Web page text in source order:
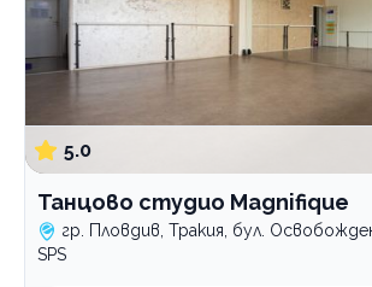
5.0
Танцово студио Magnifique
гр. Пловдив, Тракия, бул.
SPS